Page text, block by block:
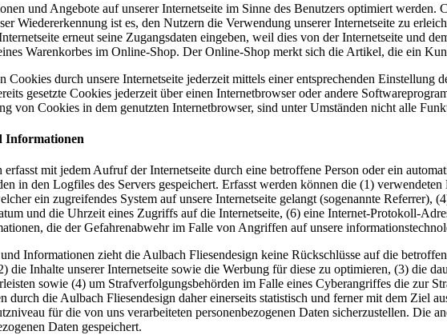
und Angebote auf unserer Internetseite im Sinne des Benutzers optimiert werden.
Wiedererkennung ist es, den Nutzern die Verwendung unserer Internetseite zu
erneut seine Zugangsdaten eingeben, weil dies von der Internetseite und
Warenkorbes im Online-Shop. Der Online-Shop merkt sich die Artikel, die ein
Cookies durch unsere Internetseite jederzeit mittels einer entsprechenden
gesetzte Cookies jederzeit über einen Internetbrowser oder andere
von Cookies in dem genutzten Internetbrowser, sind unter Umständen nicht alle
Informationen
mit jedem Aufruf der Internetseite durch eine betroffene Person oder ein
in den Logfiles des Servers gespeichert. Erfasst werden können die (1)
ein zugreifendes System auf unsere Internetseite gelangt (sogenannte Referrer),
und die Uhrzeit eines Zugriffs auf die Internetseite, (6) eine Internet-Protokoll-
die der Gefahrenabwehr im Falle von Angriffen auf unsere
Informationen zieht die Aulbach Fliesendesign keine Rückschlüsse auf die
die Inhalte unserer Internetseite sowie die Werbung für diese zu optimieren, (3) die
sowie (4) um Strafverfolgungsbehörden im Falle eines Cyberangriffes die zur
durch die Aulbach Fliesendesign daher einerseits statistisch und ferner mit dem Ziel
für die von uns verarbeiteten personenbezogenen Daten sicherzustellen. Die
Daten gespeichert.